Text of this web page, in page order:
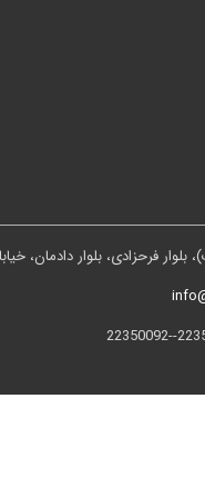
دادمان، خیابان درختی، کوچه ثقفی، پلاک ۱۶،